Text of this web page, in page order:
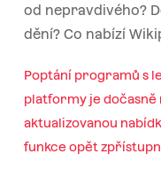
od nepravdivého?
dění? Co nabízí
Poptání programů s
platformy je
aktualizovanou
funkce opět